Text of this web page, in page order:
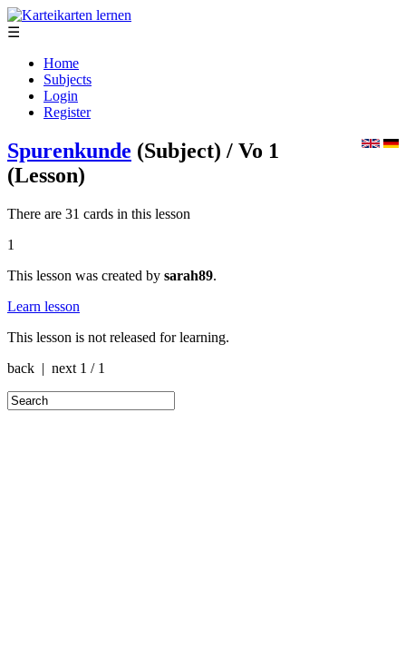
☰
Home
Subjects
Login
Register
Spurenkunde (Subject) / Vo 1
(Lesson)
There are 31 cards in this lesson
1
This lesson was created by sarah89.
Learn lesson
This lesson is not released for learning.
back | next 1 / 1